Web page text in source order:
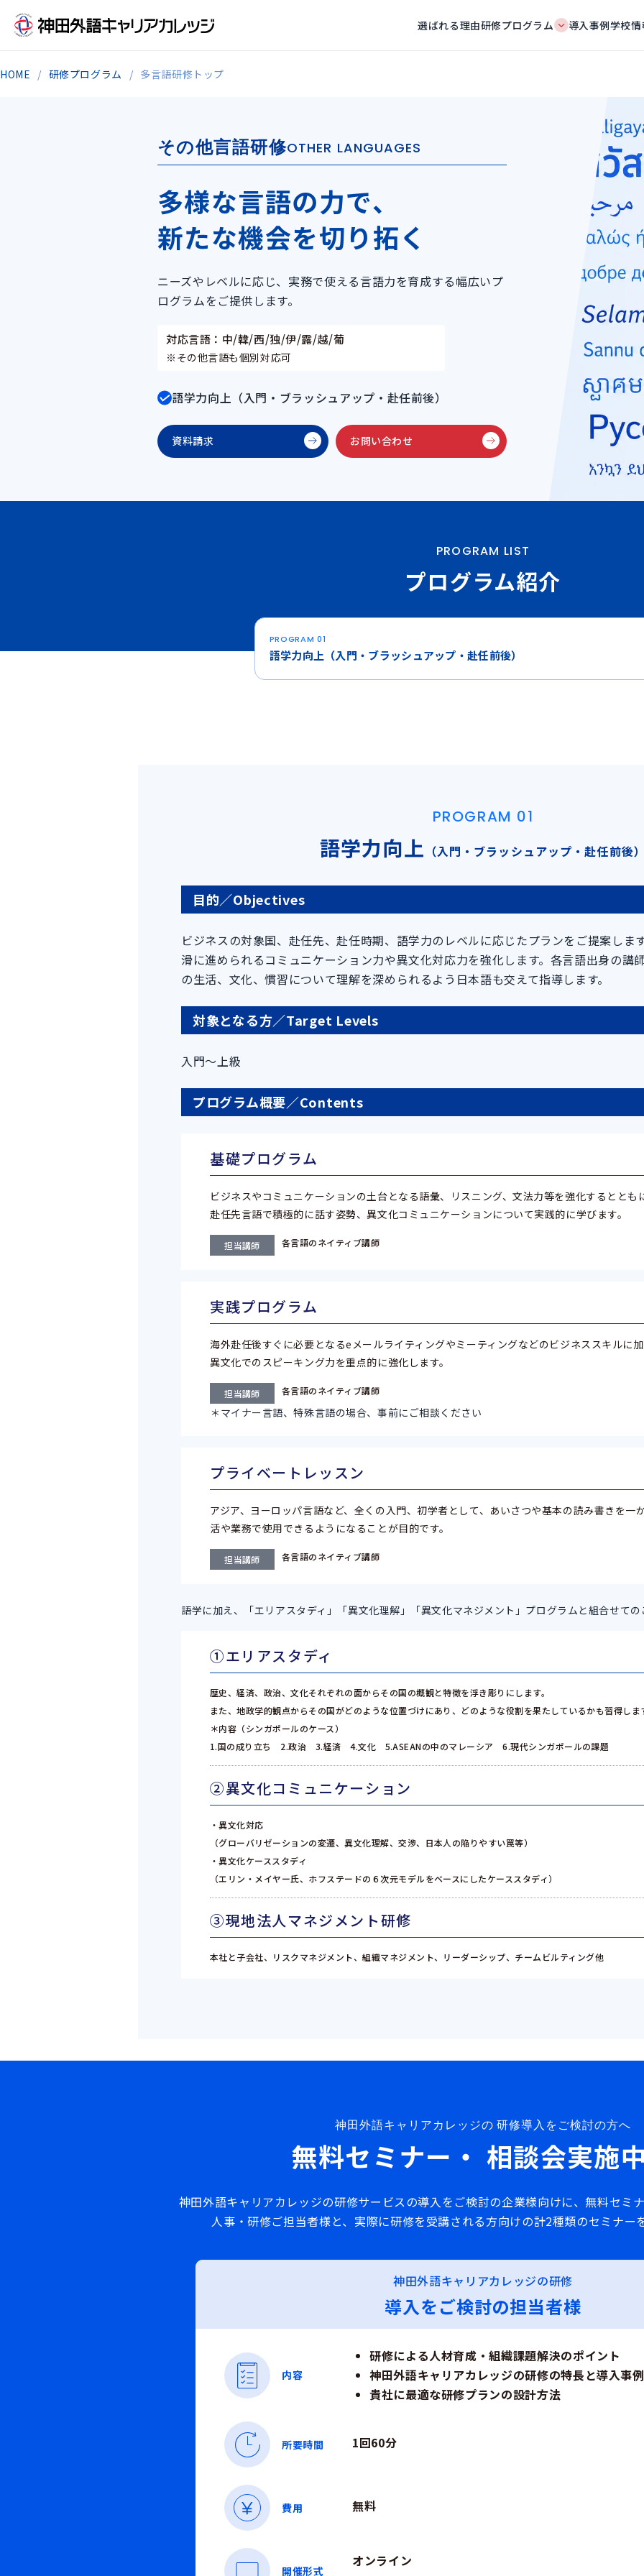
選ばれる理由研修プログラム 導入事例学校情
HOME 研修プログラム 多言語研修トップ
その他言語研修OTHER LANGUAGES
多様な言語の力で、
新たな機会を切り拓く
ニーズやレベルに応じ、実務で使える言語力を育成する幅広いプ
ログラムをご提供します。
対応言語：中/韓/西/独/伊/露/越/葡
※その他言語も個別対応可
語学力向上（入門・ブラッシュアップ・赴任前後）
資料請求 お問い合わせ
PROGRAM LIST
プログラム紹介
PROGRAM 01
語学力向上（入門・ブラッシュアップ・赴任前後）
PROGRAM 01
語学力向上 （入門・ブラッシュアップ・赴任前後
目的／Objectives
ビジネスの対象国、赴任先、赴任時期、語学力のレベルに応じたプランをご提案しま
滑に進められるコミュニケーション力や異文化対応力を強化します。各言語出身の講
の生活、文化、慣習について理解を深められるよう日本語も交えて指導します。
対象となる方／Target Levels
入門～上級
プログラム概要／Contents
基礎プログラム
ビジネスやコミュニケーションの土台となる語彙、リスニング、文法力等を強化するととも
赴任先言語で積極的に話す姿勢、異文化コミュニケーションについて実践的に学びます。
担当講師 各言語のネイティブ講師
実践プログラム
海外赴任後すぐに必要となるeメールライティングやミーティングなどのビジネススキルに
異文化でのスピーキング力を重点的に強化します。
担当講師 各言語のネイティブ講師
＊マイナー言語、特殊言語の場合、事前にご相談ください
プライベートレッスン
アジア、ヨーロッパ言語など、全くの入門、初学者として、あいさつや基本の読み書きを一
活や業務で使用できるようになることが目的です。
担当講師 各言語のネイティブ講師
語学に加え、「エリアスタディ」「異文化理解」「異文化マネジメント」プログラムと組合せて
①エリアスタディ
歴史、経済、政治、文化それぞれの面からその国の概観と特徴を浮き彫りにします。
また、地政学的観点からその国がどのような位置づけにあり、どのような役割を果たしているかも習得しま
＊内容（シンガポールのケース）
1.国の成り立ち 2.政治 3.経済 4.文化 5.ASEANの中のマレーシア 6.現代シンガポールの課題
②異文化コミュニケーション
・異文化対応
（グローバリゼーションの変遷、異文化理解、交渉、日本人の陥りやすい罠等）
・異文化ケーススタディ
（エリン・メイヤー氏、ホフステードの６次元モデルをベースにしたケーススタディ）
③現地法人マネジメント研修
本社と子会社、リスクマネジメント、組織マネジメント、リーダーシップ、チームビルティング他
神田外語キャリアカレッジの研修導入をご検討の方へ
無料セミナー・ 相談会実施
神田外語キャリアカレッジの研修サービスの導入をご検討の企業様向けに、無料セミ
人事・研修ご担当者様と、実際に研修を受講される方向けの計2種類のセミナー
神田外語キャリアカレッジの研修
導入をご検討の担当者様
内容
研修による人材育成・組織課題解決のポイント
神田外語キャリアカレッジの研修の特長と導入事例
貴社に最適な研修プランの設計方法
所要時間 1回60分
費用 無料
開催形式
オンライン